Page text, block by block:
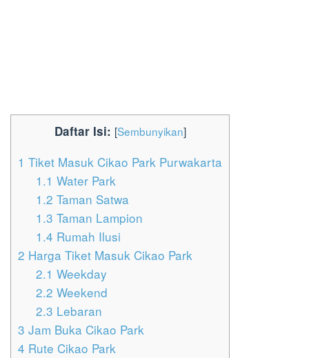
Daftar Isi: [Sembunyikan]
1 Tiket Masuk Cikao Park Purwakarta
1.1 Water Park
1.2 Taman Satwa
1.3 Taman Lampion
1.4 Rumah Ilusi
2 Harga Tiket Masuk Cikao Park
2.1 Weekday
2.2 Weekend
2.3 Lebaran
3 Jam Buka Cikao Park
4 Rute Cikao Park